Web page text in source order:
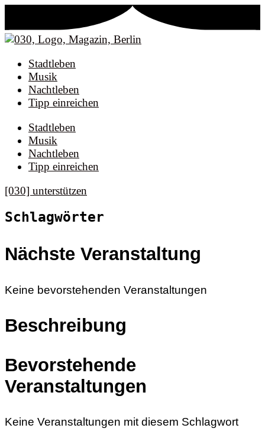
Stadtleben
Musik
Nachtleben
Tipp einreichen
Stadtleben
Musik
Nachtleben
Tipp einreichen
[030] unterstützen
Schlagwörter
Nächste Veranstaltung
Keine bevorstehenden Veranstaltungen
Beschreibung
Bevorstehende
Veranstaltungen
Keine Veranstaltungen mit diesem Schlagwort